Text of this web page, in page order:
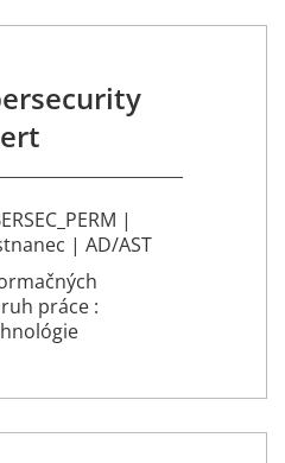
|
| AD/AST
práce :